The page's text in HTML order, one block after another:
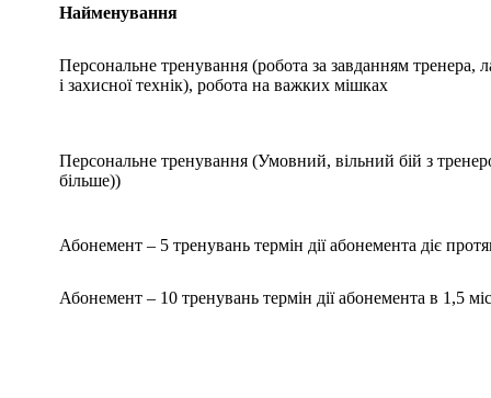
Найменування
Персональне тренування (робота за завданням тренера,
і захисної технік), робота на важких мішках
Персональне тренування (Умовний, вільний бій з
більше))
Абонемент – 5 тренувань термін дії абонемента діє
Абонемент – 10 тренувань термін дії абонемента в 1,5